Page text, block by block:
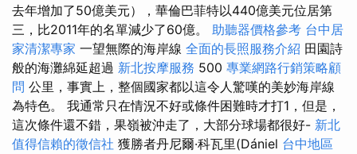
去年增加了50億美元），華倫巴菲特以440億美元位居第
三，比2011年的名單減少了60億。 助聽器價格參考 台中居
家清潔專家 一望無際的海岸線 全面的長照服務介紹 田園詩
般的海灘綿延超過 新北按摩服務 500 專業網路行銷策略顧
問 公里，事實上，整個國家都以這令人驚嘆的美妙海岸線
為特色。 我通常只在情況不好或條件困難時才打1，但是，
這次條件還不錯，果嶺被沖走了，大部分球場都很好- 新北
值得信賴的徵信社 獲勝者丹尼爾·科瓦里(Dániel 台中地區